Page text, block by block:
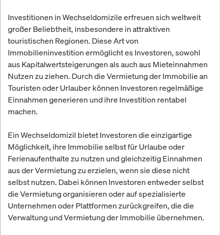
Investitionen in Wechseldomizile erfreuen sich weltweit
großer Beliebtheit, insbesondere in attraktiven
touristischen Regionen. Diese Art von
Immobilieninvestition ermöglicht es Investoren, sowohl
aus Kapitalwertsteigerungen als auch aus Mieteinnahmen
Nutzen zu ziehen. Durch die Vermietung der Immobilie an
Touristen oder Urlauber können Investoren regelmäßige
Einnahmen generieren und ihre Investition rentabel
machen.
Ein Wechseldomizil bietet Investoren die einzigartige
Möglichkeit, ihre Immobilie selbst für Urlaube oder
Ferienaufenthalte zu nutzen und gleichzeitig Einnahmen
aus der Vermietung zu erzielen, wenn sie diese nicht
selbst nutzen. Dabei können Investoren entweder selbst
die Vermietung organisieren oder auf spezialisierte
Unternehmen oder Plattformen zurückgreifen, die die
Verwaltung und Vermietung der Immobilie übernehmen.